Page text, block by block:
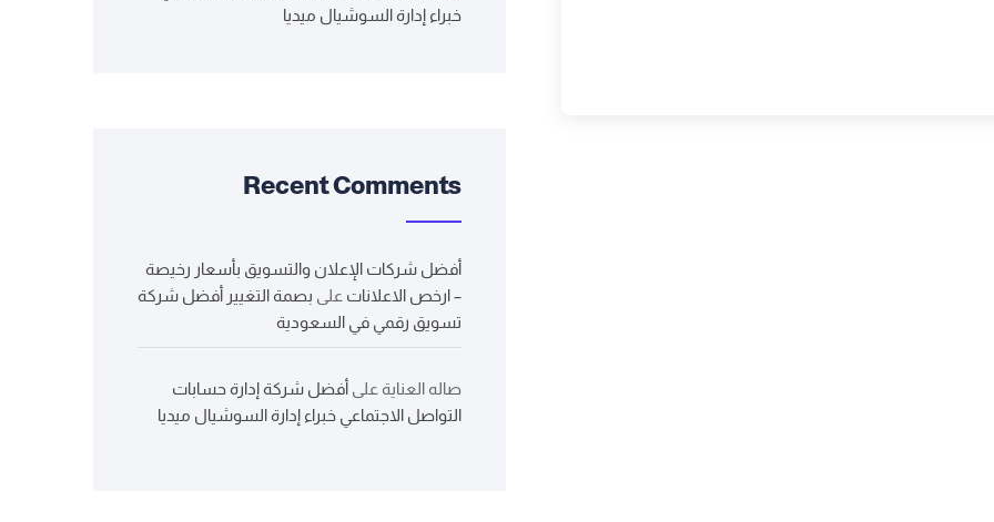
خبراء إدارة السوشيال ميديا
Recent Comments
أفضل شركات الإعلان والتسويق بأسعار رخيصة
– ارخص الاعلانات على بصمة التغيير أفضل شركة
تسويق رقمي في السعودية
صاله العناية على أفضل شركة إدارة حسابات
التواصل الاجتماعي خبراء إدارة السوشيال ميديا